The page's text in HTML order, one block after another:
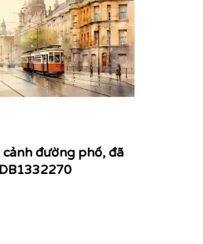
đường phố, đã